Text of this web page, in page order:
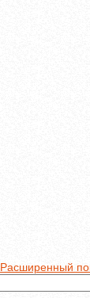
Расширенный